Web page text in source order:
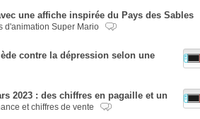
une affiche inspirée du Pays des Sables
d'animation Super Mario
contre la dépression selon une
2023 : des chiffres en pagaille et un
et chiffres de vente